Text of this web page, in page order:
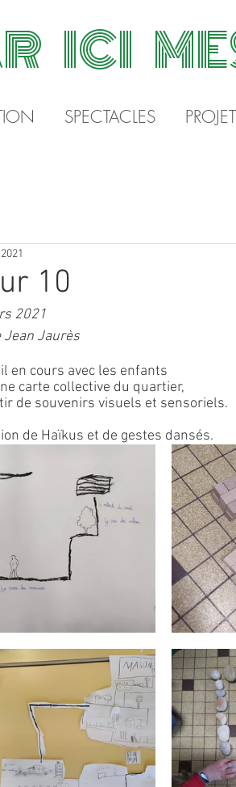
ICI
SPECTACLES
10
2021
Jean Jaurès
en cours avec les enfants
carte collective du quartier,
de souvenirs visuels et sensoriels.
de Haïkus et de gestes dansés.